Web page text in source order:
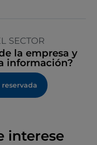
SECTOR
la empresa y
información?
interese